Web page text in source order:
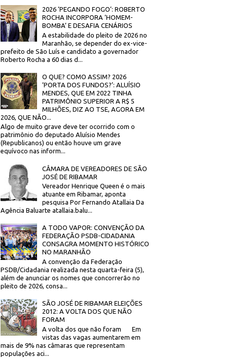
2026 ‘PEGANDO FOGO’: ROBERTO
ROCHA INCORPORA ‘HOMEM-
BOMBA’ E DESAFIA CENÁRIOS
A estabilidade do pleito de 2026 no
Maranhão, se depender do ex-vice-
prefeito de São Luís e candidato a governador
Roberto Rocha a 60 dias d...
O QUE? COMO ASSIM? 2026
‘PORTA DOS FUNDOS?’: ALUÍSIO
MENDES, QUE EM 2022 TINHA
PATRIMÔNIO SUPERIOR A R$ 5
MILHÕES, DIZ AO TSE, AGORA EM
2026, QUE NÃO...
Algo de muito grave deve ter ocorrido com o
patrimônio do deputado Aluísio Mendes
(Republicanos) ou então houve um grave
equívoco nas inform...
CÂMARA DE VEREADORES DE SÃO
JOSÉ DE RIBAMAR
Vereador Henrique Queen é o mais
atuante em Ribamar, aponta
pesquisa Por Fernando Atallaia Da
Agência Baluarte atallaia.balu...
A TODO VAPOR: CONVENÇÃO DA
FEDERAÇÃO PSDB-CIDADANIA
CONSAGRA MOMENTO HISTÓRICO
NO MARANHÃO
A convenção da Federação
PSDB/Cidadania realizada nesta quarta-feira (5),
além de anunciar os nomes que concorrerão no
pleito de 2026, consa...
SÃO JOSÉ DE RIBAMAR ELEIÇÕES
2012: A VOLTA DOS QUE NÃO
FORAM
A volta dos que não foram Em
vistas das vagas aumentarem em
mais de 9% nas câmaras que representam
populações aci...